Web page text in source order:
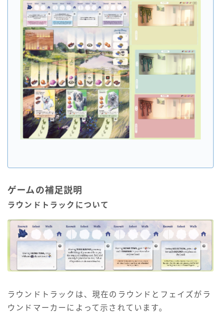
ゲームの補足説明
ラウンドトラックについて
ラウンドトラックは、現在のラウンドとフェイズがラ
ウンドマーカーによって示されています。